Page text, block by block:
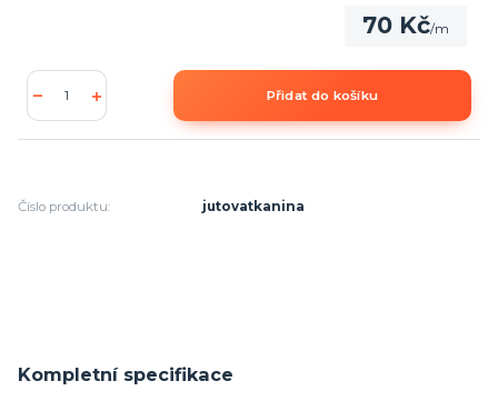
70 Kč/m
Přidat do košíku
Číslo produktu: jutovatkanina
Kompletní specifikace